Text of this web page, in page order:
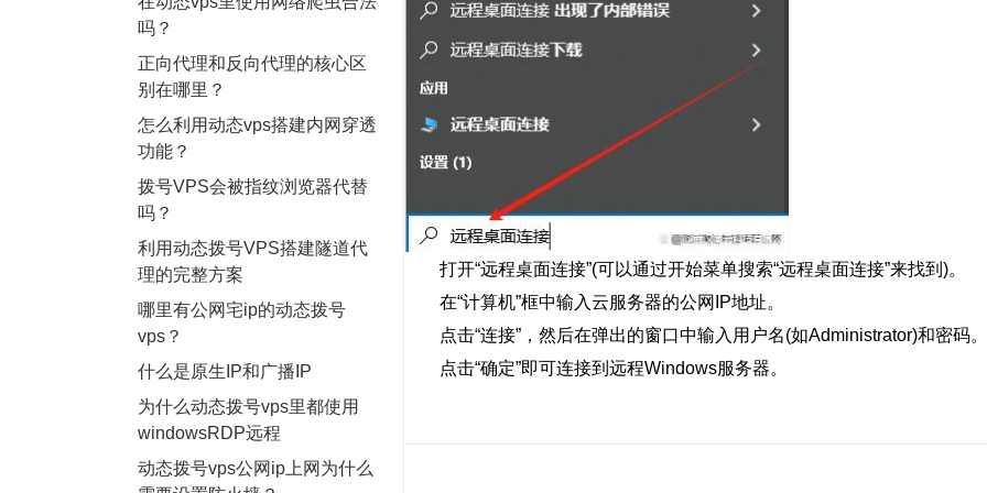
吗？
正向代理和反向代理的核心区
别在哪里？
怎么利用动态vps搭建内网穿透
功能？
拨号VPS会被指纹浏览器代替
吗？
利用动态拨号VPS搭建隧道代
理的完整方案
哪里有公网宅ip的动态拨号
vps？
什么是原生IP和广播IP
为什么动态拨号vps里都使用
windowsRDP远程
动态拨号vps公网ip上网为什么
打开“远程桌面连接”(可以通过开始菜单搜索“远程桌面连接”来找到)。
在“计算机”框中输入云服务器的公网IP地址。
点击“连接”，然后在弹出的窗口中输入用户名(如Administrator)和密码。
点击“确定”即可连接到远程Windows服务器。